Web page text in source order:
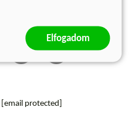
[email protected]
Elfogadom